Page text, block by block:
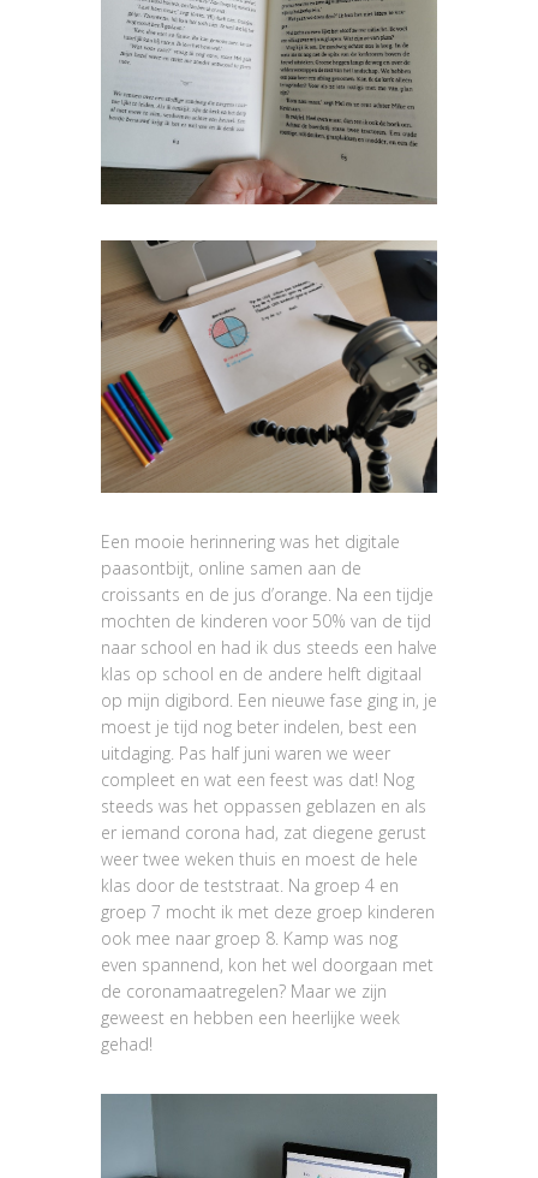
Een mooie herinnering was het digitale
paasontbijt, online samen aan de
croissants en de jus d’orange. Na een tijdje
mochten de kinderen voor 50% van de tijd
naar school en had ik dus steeds een halve
klas op school en de andere helft digitaal
op mijn digibord. Een nieuwe fase ging in, je
moest je tijd nog beter indelen, best een
uitdaging. Pas half juni waren we weer
compleet en wat een feest was dat! Nog
steeds was het oppassen geblazen en als
er iemand corona had, zat diegene gerust
weer twee weken thuis en moest de hele
klas door de teststraat. Na groep 4 en
groep 7 mocht ik met deze groep kinderen
ook mee naar groep 8. Kamp was nog
even spannend, kon het wel doorgaan met
de coronamaatregelen? Maar we zijn
geweest en hebben een heerlijke week
gehad!